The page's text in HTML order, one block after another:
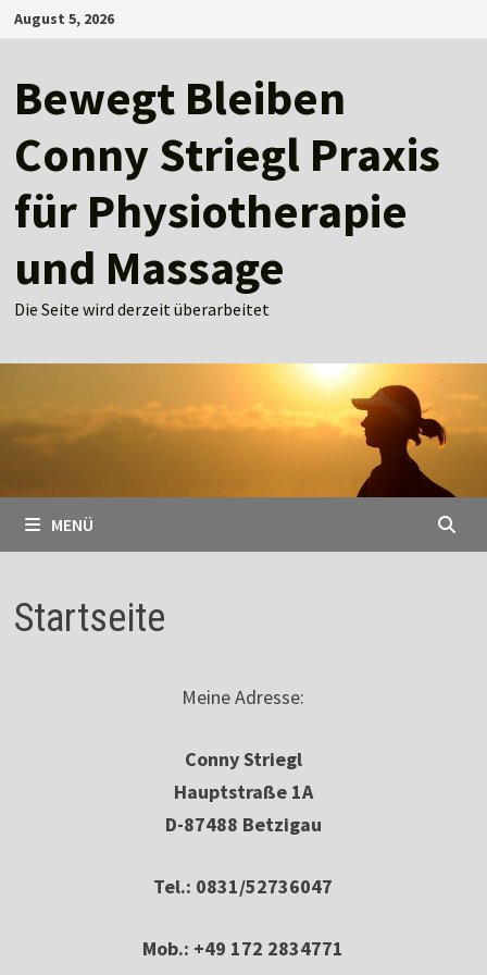
Zum
Inhalt
August 5, 2026
Bewegt Bleiben
Conny Striegl Praxis
für Physiotherapie
und Massage
Die Seite wird derzeit überarbeitet
MENÜ
Startseite
Meine Adresse:
Conny Striegl
Hauptstraße 1A
D-87488 Betzigau
Tel.: 0831/52736047
Mob.: +49 172 2834771